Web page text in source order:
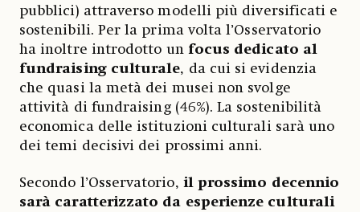
pubblici) attraverso modelli più diversificati e
sostenibili. Per la prima volta l’Osservatorio
ha inoltre introdotto un focus dedicato al
fundraising culturale, da cui si evidenzia
che quasi la metà dei musei non svolge
attività di fundraising (46%). La sostenibilità
economica delle istituzioni culturali sarà uno
dei temi decisivi dei prossimi anni.
Secondo l’Osservatorio, il prossimo decennio
sarà caratterizzato da esperienze culturali